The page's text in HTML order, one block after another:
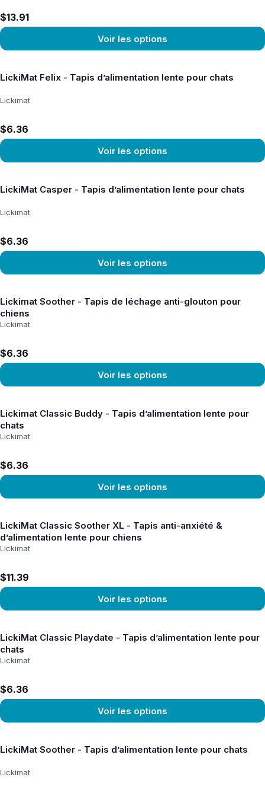
$13.91
Voir les options
LickiMat Felix - Tapis d’alimentation lente pour chats
Lickimat
$6.36
Voir les options
LickiMat Casper - Tapis d’alimentation lente pour chats
Lickimat
$6.36
Voir les options
Lickimat Soother - Tapis de léchage anti-glouton pour
chiens
Lickimat
$6.36
Voir les options
Lickimat Classic Buddy - Tapis d’alimentation lente pour
chats
Lickimat
$6.36
Voir les options
LickiMat Classic Soother XL - Tapis anti-anxiété &
d’alimentation lente pour chiens
Lickimat
$11.39
Voir les options
LickiMat Classic Playdate - Tapis d’alimentation lente pour
chats
Lickimat
$6.36
Voir les options
LickiMat Soother - Tapis d’alimentation lente pour chats
Lickimat